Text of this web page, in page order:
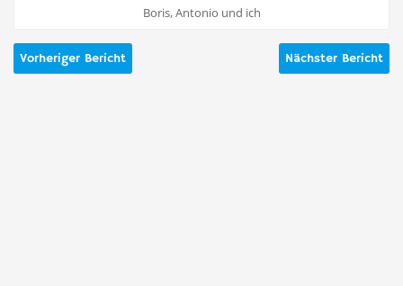
Boris, Antonio und ich
Nächster Bericht
Vorheriger Bericht